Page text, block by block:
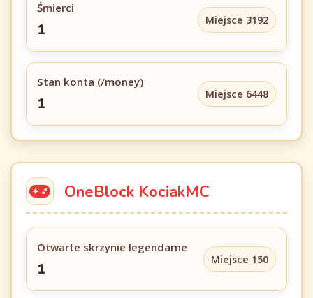
Śmierci
1
Miejsce 3192
Stan konta (/money)
1
Miejsce 6448
OneBlock KociakMC
Otwarte skrzynie legendarne
1
Miejsce 150